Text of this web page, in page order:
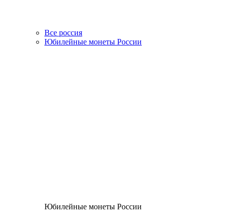
Все россия
Юбилейные монеты России
Юбилейные монеты России